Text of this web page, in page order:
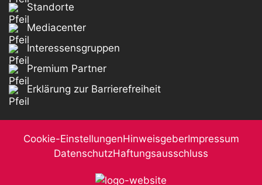
Standorte
Mediacenter
Interessensgruppen
Premium Partner
Erklärung zur Barrierefreiheit
Cookie-EinstellungenHinweisgeberImpressum
DatenschutzHaftungsausschluss